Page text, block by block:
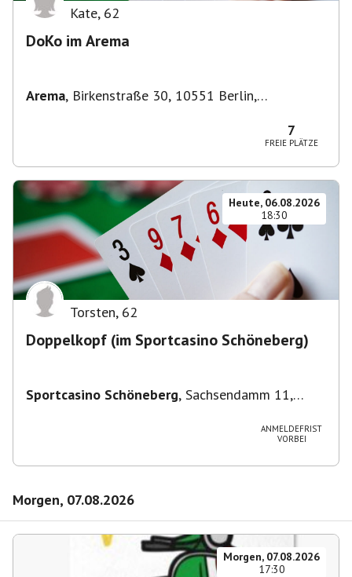
Kate, 62
DoKo im Arema
Arema, Birkenstraße 30, 10551 Berlin,
7
FREIE PLÄTZE
Heute, 06.08.2026
18:30
Torsten, 62
Doppelkopf (im Sportcasino Schöneberg)
Sportcasino Schöneberg, Sachsendamm 11,
ANMELDEFRIST
VORBEI
Morgen, 07.08.2026
Morgen, 07.08.2026
17:30